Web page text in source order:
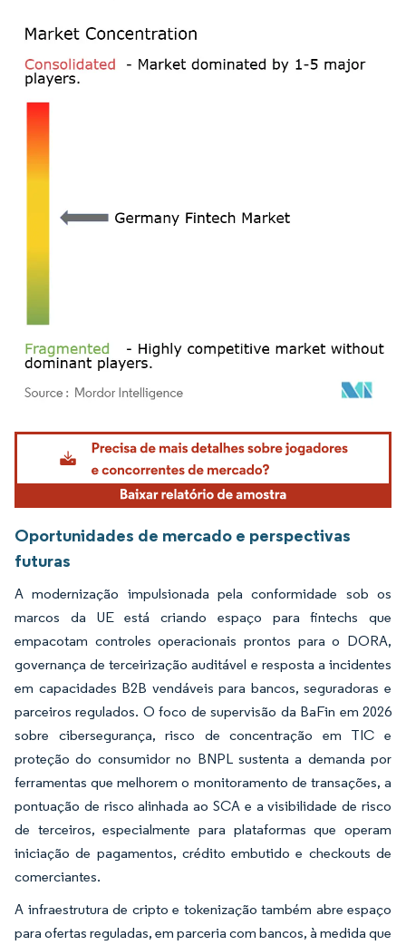
Imagem © Mordor Intelligence. O reuso requer atribuição conforme CC BY 4.0.
Oportunidades de mercado e perspectivas
futuras
A modernização impulsionada pela conformidade sob os
marcos da UE está criando espaço para fintechs que
empacotam controles operacionais prontos para o DORA,
governança de terceirização auditável e resposta a incidentes
em capacidades B2B vendáveis para bancos, seguradoras e
parceiros regulados. O foco de supervisão da BaFin em 2026
sobre cibersegurança, risco de concentração em TIC e
proteção do consumidor no BNPL sustenta a demanda por
ferramentas que melhorem o monitoramento de transações, a
pontuação de risco alinhada ao SCA e a visibilidade de risco
de terceiros, especialmente para plataformas que operam
iniciação de pagamentos, crédito embutido e checkouts de
comerciantes.
A infraestrutura de cripto e tokenização também abre espaço
para ofertas reguladas, em parceria com bancos, à medida que